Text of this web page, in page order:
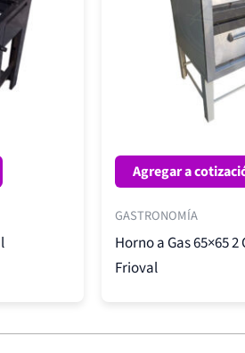
Agregar a
GASTRONOMÍA
Horno a Gas 65×65
Frioval